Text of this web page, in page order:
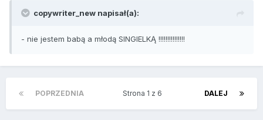
copywriter_new napisał(a):
- nie jestem babą a młodą SINGIELKĄ !!!!!!!!!!!!!!!
POPRZEDNIA DALEJ
Strona 1 z 6